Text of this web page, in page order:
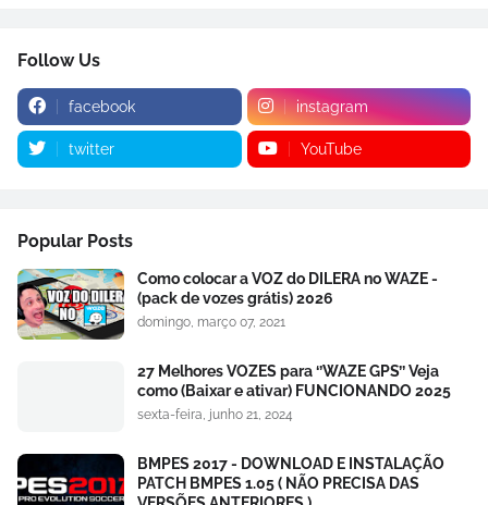
Follow Us
facebook instagram
twitter YouTube
Popular Posts
Como colocar a VOZ do DILERA no WAZE -
(pack de vozes grátis) 2026
domingo, março 07, 2021
27 Melhores VOZES para ‘’WAZE GPS’’ Veja
como (Baixar e ativar) FUNCIONANDO 2025
sexta-feira, junho 21, 2024
BMPES 2017 - DOWNLOAD E INSTALAÇÃO
PATCH BMPES 1.05 ( NÃO PRECISA DAS